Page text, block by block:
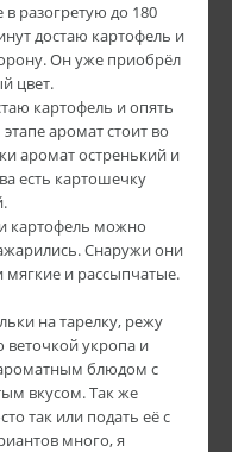
в разогретую до 180
достаю картофель и
Он уже приобрёл
цвет.
картофель и опять
аромат стоит во
аромат остренький и
есть картошечку
картофель можно
Снаружи они
мягкие и рассыпчатые.
на тарелку, режу
укропа и
блюдом с
вкусом. Так же
так или подать её с
много, я